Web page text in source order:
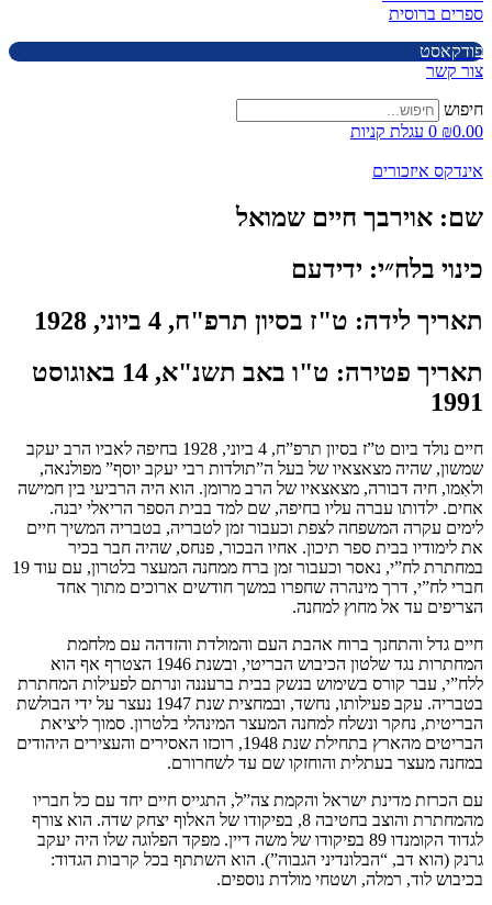
ספרים ברוסית
פודקאסט
צור קשר
חיפוש
₪0.00
0 עגלת קניות
אינדקס איזכורים
שם: אוירבך חיים שמואל
כינוי בלח״י: ידידעם
תאריך לידה: ט"ז בסיון תרפ"ח, 4 ביוני, 1928
תאריך פטירה:
ט"ו באב תשנ"א, 14 באוגוסט
1991
חיים נולד ביום ט”ז בסיון תרפ”ח, 4 ביוני, 1928 בחיפה לאביו הרב יעקב
שמשון, שהיה מצאצאיו של בעל ה”תולדות רבי יעקב יוסף” מפולנאה,
ולאִמו, חיה דבורה, מצאצאיו של הרב מרומן. הוא היה הרביעי בין חמישה
אחים. ילדותו עברה עליו בחיפה, שם למד בבית הספר הריאלי יבנה.
לימים עקרה המשפחה לצפת וכעבור זמן לטבריה, בטבריה המשיך חיים
את לימודיו בבית ספר תיכון. אחיו הבכור, פנחס, שהיה חבר בכיר
במחתרת לח”י, נאסר וכעבור זמן ברח ממחנה המעצר בלטרון, עם עוד 19
חברי לח”י, דרך מינהרה שחפרו במשך חודשים ארוכים מתוך אחד
הצריפים עד אל מחוץ למחנה.
חיים גדל והתחנך ברוח אהבת העם והמולדת והזדהה עם מלחמת
המחתרות נגד שלטון הכיבוש הבריטי, ובשנת 1946 הצטרף אף הוא
ללח”י, עבר קורס בשימוש בנשק בבית ברעננה ונרתם לפעילות המחתרת
בטבריה. עקב פעילותו, נחשד, ובמחצית שנת 1947 נעצר על ידי הבולשת
הבריטית, נחקר ונשלח למחנה המעצר המינהלי בלטרון. סמוך ליציאת
הבריטים מהארץ בתחילת שנת 1948, רוכזו האסירים והעצירים היהודים
במחנה מעצר בעתלית והוחזקו שם עד לשחרורם.
עם הכרזת מדינת ישראל והקמת צה”ל, התגייס חיים יחד עם כל חבריו
מהמחתרת והוצב בחטיבה 8, בפיקודו של האלוף יצחק שדה. הוא צורף
לגדוד הקומנדו 89 בפיקודו של משה דיין. מפקד הפלוגה שלו היה יעקב
גרנק (הוא דב, “הבלונדיני הגבוה”). הוא השתתף בכל קרבות הגדוד:
בכיבוש לוד, רמלה, ושטחי מולדת נוספים.